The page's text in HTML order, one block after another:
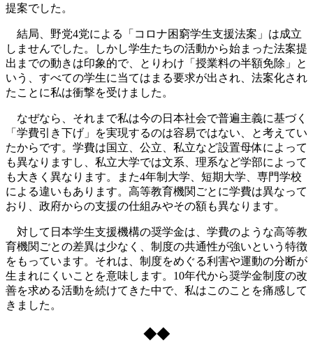
提案でした。
結局、野党4党による「コロナ困窮学生支援法案」は成立
しませんでした。しかし学生たちの活動から始まった法案提
出までの動きは印象的で、とりわけ「授業料の半額免除」と
いう、すべての学生に当てはまる要求が出され、法案化され
たことに私は衝撃を受けました。
なぜなら、それまで私は今の日本社会で普遍主義に基づく
「学費引き下げ」を実現するのは容易ではない、と考えてい
たからです。学費は国立、公立、私立など設置母体によって
も異なりますし、私立大学では文系、理系など学部によって
も大きく異なります。また4年制大学、短期大学、専門学校
による違いもあります。高等教育機関ごとに学費は異なって
おり、政府からの支援の仕組みやその額も異なります。
対して日本学生支援機構の奨学金は、学費のような高等教
育機関ごとの差異は少なく、制度の共通性が強いという特徴
をもっています。それは、制度をめぐる利害や運動の分断が
生まれにくいことを意味します。10年代から奨学金制度の改
善を求める活動を続けてきた中で、私はこのことを痛感して
きました。
◆◆